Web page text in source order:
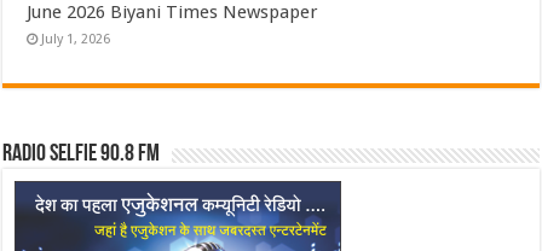
June 2026 Biyani Times Newspaper
July 1, 2026
Radio Selfie 90.8 FM